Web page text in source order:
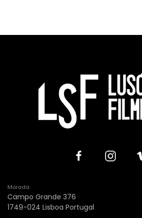
Morada
Campo Grande 376
1749-024 Lisboa Portugal